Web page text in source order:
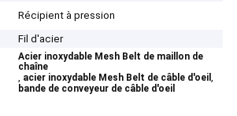
Récipient à pression
Fil d'acier
Acier inoxydable Mesh Belt de maillon de
chaîne
, acier inoxydable Mesh Belt de câble d'oeil,
bande de conveyeur de câble d'oeil